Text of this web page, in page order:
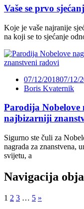
Vaše se prvo
Koje je vaše najranije
na koji se to sjećanje
07/12/201807/12/
Boris Kvaternik
Parodija Nobelove
najbizarniji
Sigurno ste čuli za
nagrada za znanstvena,
svijetu, a
Navigacija
1 2 3 … 5 »